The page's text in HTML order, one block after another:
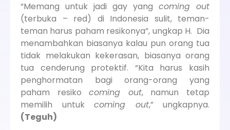
“Memang untuk jadi gay yang coming out
(terbuka – red) di Indonesia sulit, teman-
teman harus paham resikonya”, ungkap H. Dia
menambahkan biasanya kalau pun orang tua
tidak melakukan kekerasan, biasanya orang
tua cenderung protektif. “Kita harus kasih
penghormatan bagi orang-orang yang
paham resikocoming out, namun tetap
memilih untuk coming out,” ungkapnya.
(Teguh)